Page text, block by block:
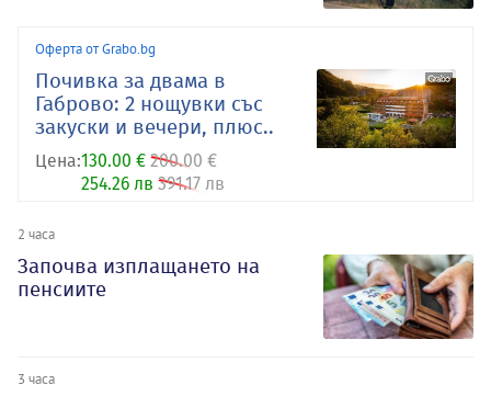
Оферта от Grabo.bg
Почивка за двама в
Габрово: 2 нощувки със
закуски и вечери, плюс..
Цена:130.00 € 200.00 €
254.26 лв 391.17 лв
2 часа
Започва изплащането на
пенсиите
3 часа